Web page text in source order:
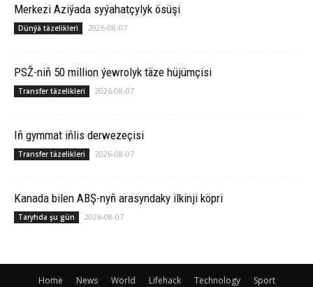
Merkezi Aziýada syýahatçylyk ösüşi
Dünýä täzelikleri 2026-08-07
PSŽ-niň 50 million ýewrolyk täze hüjümçisi
Transfer täzelikleri 2026-08-07
Iň gymmat iňlis derwezeçisi
Transfer täzelikleri 2026-08-07
Ka­na­da bilen ABŞ-nyň arasyndaky ilkinji köp­ri
Taryhda şu gün 2026-08-07
Home News World Lifehack Technology Sport